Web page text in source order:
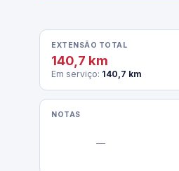
EXTENSÃO TOTAL
140,7 km
Em serviço: 140,7 km
NOTAS